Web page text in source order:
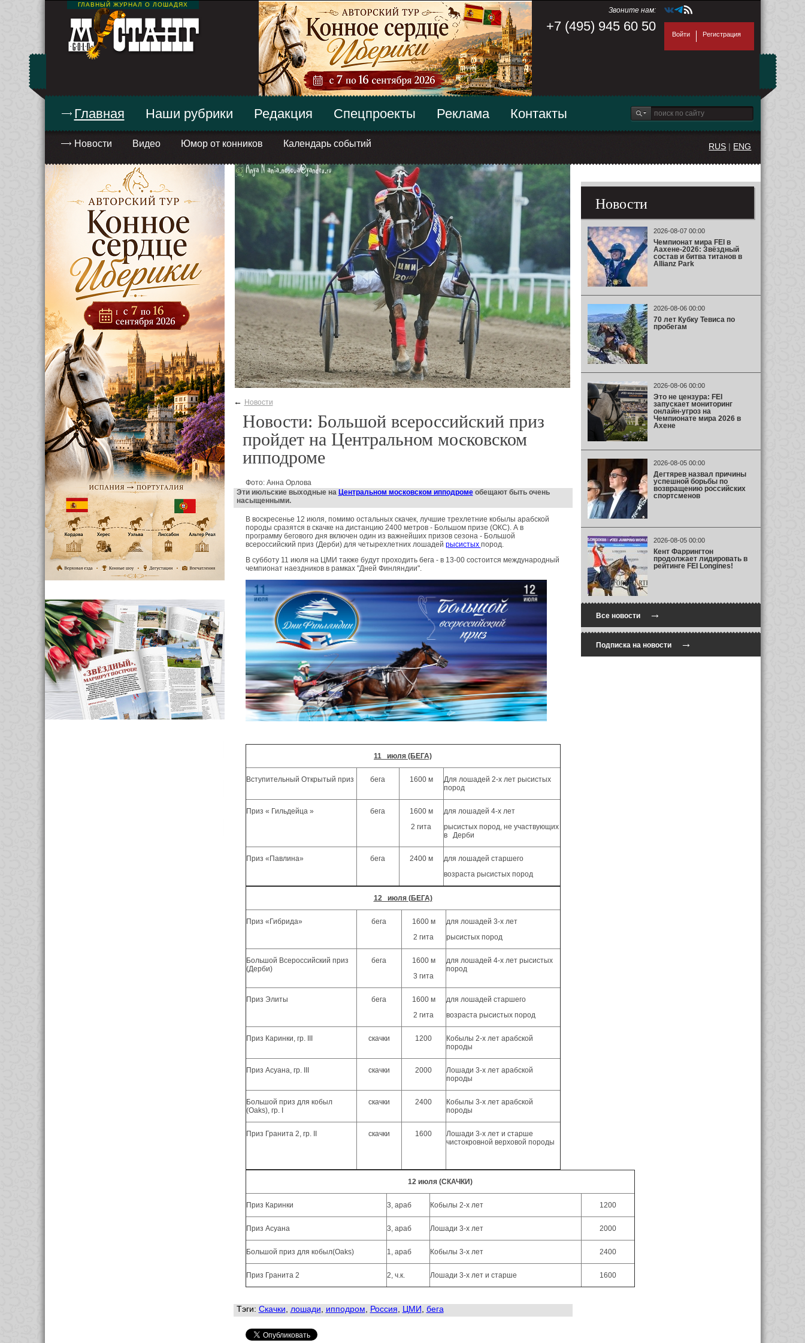
ГЛАВНЫЙ ЖУРНАЛ О ЛОШАДЯХ
Звоните нам:
+7 (495) 945 60 50
Войти Регистрация
Главная
Новости Видео Юмор от конников Календарь событий
Наши рубрики Редакция Спецпроекты Реклама Контакты
RUS | ENG
← Новости
Новости: Большой всероссийский приз
пройдет на Центральном московском
ипподроме
Фото: Анна Орлова
Эти июльские выходные на Центральном московском ипподромеобещают быть очень
насыщенными.
В воскресенье 12 июля, помимо остальных скачек, лучшие трехлетние кобылы арабской
породы сразятся в скачке на дистанцию 2400 метров - Большом призе (ОКС). А в
программу бегового дня включен один из важнейших призов сезона - Большой
всероссийский приз (Дерби) для четырехлетних лошадей рысистых пород.
В субботу 11 июля на ЦМИ также будут проходить бега - в 13-00 состоится международный
чемпионат наездников в рамках "Дней Финляндии".
11 июля (БЕГА)
Вступительный Открытый приз бега 1600 м
Для лошадей 2-х лет рысистых
пород
Приз « Гильдейца » бега
1600 м
2 гита
для лошадей 4-х лет
рысистых пород, не участвующих
в Дерби
Приз «Павлина» бега 2400 м
для лошадей старшего
возраста рысистых пород
12 июля (БЕГА)
Приз «Гибрида» бега
1600 м
2 гита
для лошадей 3-х лет
рысистых пород
Большой Всероссийский приз
(Дерби)
бега
1600 м
3 гита
для лошадей 4-х лет рысистых
пород
Приз Элиты бега
1600 м
2 гита
для лошадей старшего
возраста рысистых пород
Приз Каринки, гр. III скачки 1200
Кобылы 2-х лет арабской
породы
Приз Асуана, гр. III скачки 2000
Лошади 3-х лет арабской
породы
Большой приз для кобыл
(Oaks), гр. I
скачки 2400
Кобылы 3-х лет арабской
породы
Приз Гранита 2, гр. II скачки 1600
Лошади 3-х лет и старше
чистокровной верховой породы
12 июля (СКАЧКИ)
Приз Каринки 3, араб Кобылы 2-х лет 1200
Приз Асуана 3, араб Лошади 3-х лет 2000
Большой приз для кобыл(Oaks) 1, араб Кобылы 3-х лет 2400
Приз Гранита 2 2, ч.к. Лошади 3-х лет и старше 1600
Тэги: Скачки лошади ипподром Россия ЦМИ бега
Новости
2026-08-07 00:00
Чемпионат мира FEI в
Аахене-2026: Звёздный
состав и битва титанов в
Allianz Park
2026-08-06 00:00
70 лет Кубку Тевиса по
пробегам
2026-08-06 00:00
Это не цензура: FEI
запускает мониторинг
онлайн-угроз на
Чемпионате мира 2026 в
Ахене
2026-08-05 00:00
Дегтярев назвал причины
успешной борьбы по
возвращению российских
спортсменов
2026-08-05 00:00
Кент Фаррингтон
продолжает лидировать в
рейтинге FEI Longines!
Все новости→
Подписка на новости→